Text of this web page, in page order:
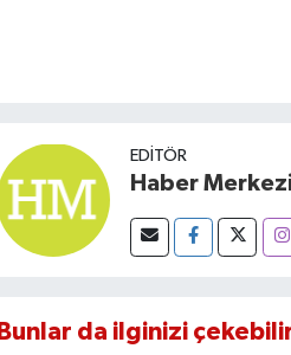
EDITÖR
Haber
Bunlar da ilginizi